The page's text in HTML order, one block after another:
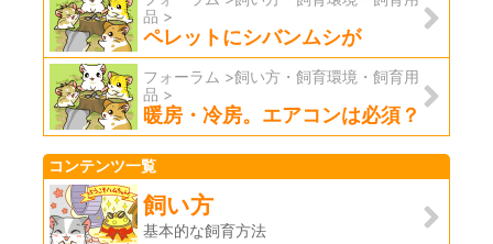
品 >
ペレットにシバンムシが
フォーラム >飼い方・飼育環境・飼育用
品 >
暖房・冷房。エアコンは必須？
コンテンツ一覧
飼い方
基本的な飼育方法